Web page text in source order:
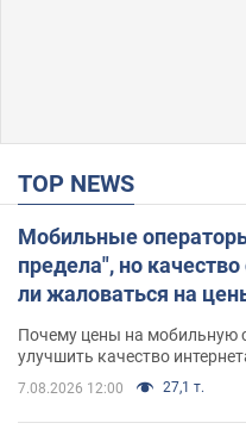
TOP NEWS
Мобильные
предела", но
ли жаловаться на
Почему цены на мобильную
улучшить качество
7.08.2026 12:00 27,1 т.